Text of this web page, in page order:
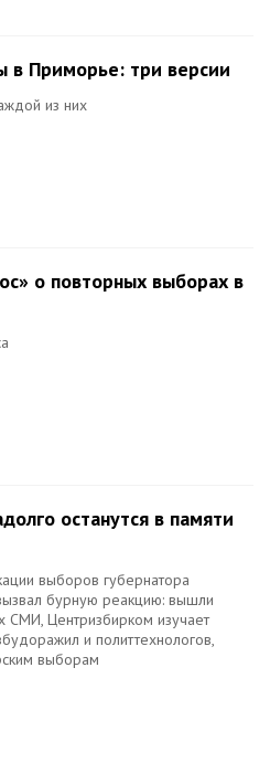
Приморье: три версии
из них
о повторных выборах в
останутся в памяти
выборов губернатора
бурную реакцию: вышли
СМИ, Центризбирком изучает
и политтехнологов,
выборам